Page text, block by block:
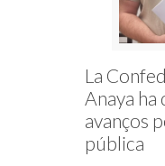
La
Anaya ha
avanços
pública